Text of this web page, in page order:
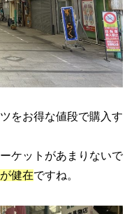
をお得な値段で購入す
ケットがあまりないで
健在ですね。